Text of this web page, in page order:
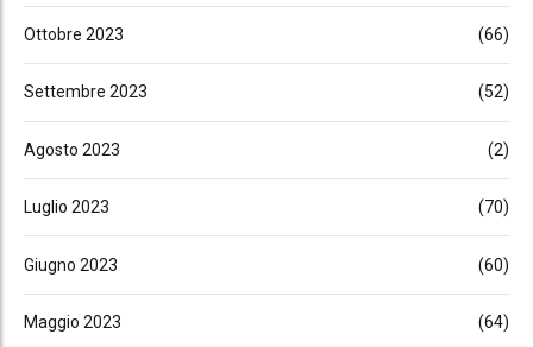
Ottobre 2023 (66)
Settembre 2023 (52)
Agosto 2023 (2)
Luglio 2023 (70)
Giugno 2023 (60)
Maggio 2023 (64)